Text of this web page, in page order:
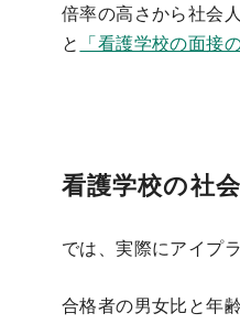
倍率の高さから社会
と 「看護学校の面接
看護学校の社
では、実際にアイプ
合格者の男女比と年